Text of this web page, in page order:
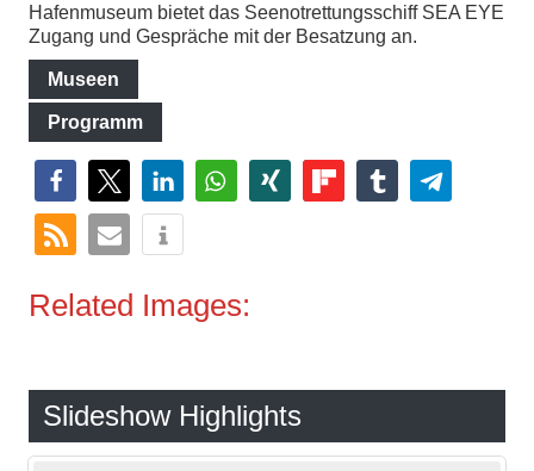
Hafenmuseum bietet das Seenotrettungsschiff SEA EYE
Zugang und Gespräche mit der Besatzung an.
Museen
Programm
Related Images:
Slideshow Highlights